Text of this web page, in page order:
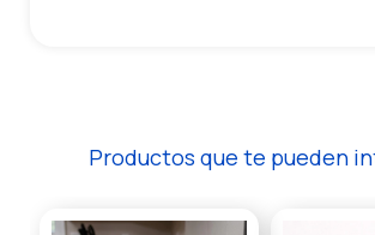
Productos que te pueden